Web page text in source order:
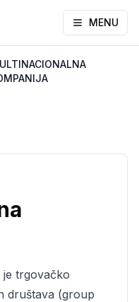
MENU
je trgovačko
društava (group